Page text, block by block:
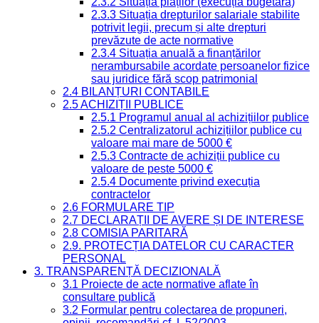
2.3.3 Situația drepturilor salariale stabilite
potrivit legii, precum și alte drepturi
prevăzute de acte normative
2.3.4 Situația anuală a finanțărilor
nerambursabile acordate persoanelor fizice
sau juridice fără scop patrimonial
2.4 BILANȚURI CONTABILE
2.5 ACHIZIȚII PUBLICE
2.5.1 Programul anual al achizițiilor publice
2.5.2 Centralizatorul achizițiilor publice cu
valoare mai mare de 5000 €
2.5.3 Contracte de achiziții publice cu
valoare de peste 5000 €
2.5.4 Documente privind execuția
contractelor
2.6 FORMULARE TIP
2.7 DECLARAȚII DE AVERE ȘI DE INTERESE
2.8 COMISIA PARITARĂ
2.9. PROTECȚIA DATELOR CU CARACTER
PERSONAL
3. TRANSPARENȚĂ DECIZIONALĂ
3.1 Proiecte de acte normative aflate în
consultare publică
3.2 Formular pentru colectarea de propuneri,